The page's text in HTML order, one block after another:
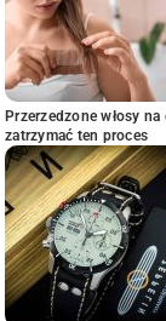
Przerzedzone włosy
zatrzymać ten proces